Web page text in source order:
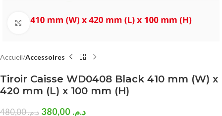
Click to enlarge
Accueil Accessoires
Tiroir Caisse WD0408 Black 410 mm (W) x
420 mm (L) x 100 mm (H)
د.م.480,00 د.م.